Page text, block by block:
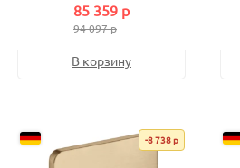
85 359 р
94 097 р
В корзину
-8 738 р